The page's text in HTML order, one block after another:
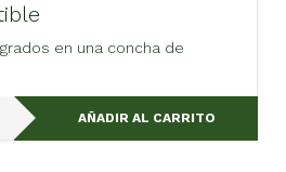
en una concha de
AÑADIR AL CARRITO